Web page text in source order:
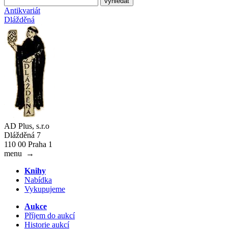
Antikvariát
Dlážděná
AD Plus, s.r.o
Dlážděná 7
110 00 Praha 1
menu
→
Knihy
Nabídka
Vykupujeme
Aukce
Příjem do aukcí
Historie aukcí